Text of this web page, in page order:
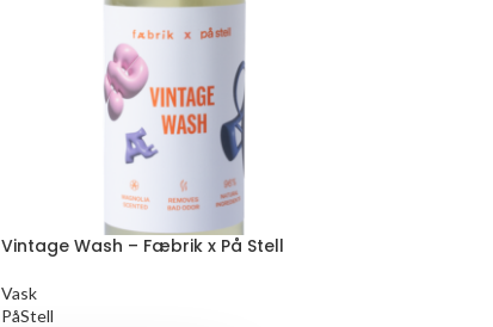
Vintage Wash – Fæbrik x På Stell
Vask
PåStell